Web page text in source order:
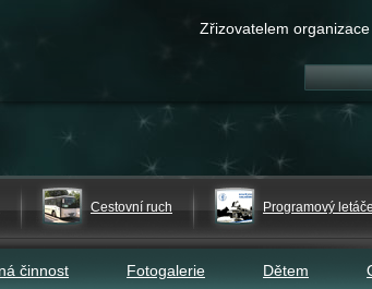
Zřizovatelem
Cestovní ruch Programový
činnost Fotogalerie Dětem